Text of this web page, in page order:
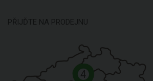
PŘIJĎTE NA PRODEJNU
4